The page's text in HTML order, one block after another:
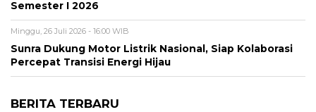
Semester I 2026
Minggu, 26 Juli 2026 - 16:00 WIB
Sunra Dukung Motor Listrik Nasional, Siap Kolaborasi
Percepat Transisi Energi Hijau
BERITA TERBARU